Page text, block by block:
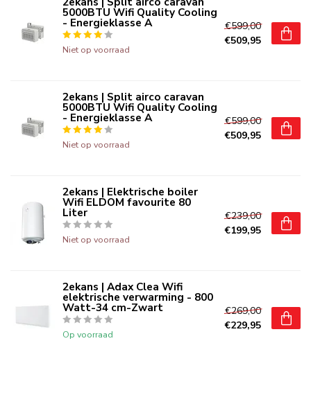
5000BTU Wifi Quality Cooling
- Energieklasse A
Niet op voorraad
€599,00
€509,95
2ekans | Split airco caravan
5000BTU Wifi Quality Cooling
- Energieklasse A
Niet op voorraad
€599,00
€509,95
2ekans | Elektrische boiler
Wifi ELDOM favourite 80
Liter
Niet op voorraad
€239,00
€199,95
2ekans | Adax Clea Wifi
elektrische verwarming - 800
Watt-34 cm-Zwart
Op voorraad
€269,00
€229,95